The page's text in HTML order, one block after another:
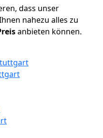
dass unser
nahezu alles zu
anbieten können.